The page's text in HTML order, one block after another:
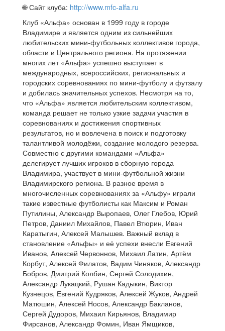
🌐 Сайт клуба: http://www.mfc-alfa.ru
Клуб «Альфа» основан в 1999 году в городе
Владимире и является одним из сильнейших
любительских мини-футбольных коллективов города,
области и Центрального региона. На протяжении
многих лет «Альфа» успешно выступает в
международных, всероссийских, региональных и
городских соревнованиях по мини-футболу и футзалу
и добилась значительных успехов. Несмотря на то,
что «Альфа» является любительским коллективом,
команда решает не только узкие задачи участия в
соревнованиях и достижения спортивных
результатов, но и вовлечена в поиск и подготовку
талантливой молодёжи, создание молодого резерва.
Совместно с другими командами «Альфа»
делегирует лучших игроков в сборную города
Владимира, участвует в мини-футбольной жизни
Владимирского региона. В разное время в
многочисленных соревнованиях за «Альфу» играли
такие известные футболисты как Максим и Роман
Путилины, Александр Выропаев, Олег Глебов, Юрий
Петров, Даниил Михайлов, Павел Втюрин, Иван
Каратыгин, Алексей Малышев. Важный вклад в
становление «Альфы» и её успехи внесли Евгений
Иванов, Алексей Червоннов, Михаил Латин, Артём
Корбут, Алексей Филатов, Вадим Чиняков, Александр
Бобров, Дмитрий Колбин, Сергей Солодихин,
Александр Лукацкий, Рушан Кадыкин, Виктор
Кузнецов, Евгений Кудряков, Алексей Жуков, Андрей
Матюшин, Алексей Носов, Александр Бакланов,
Сергей Дудоров, Михаил Кирьянов, Владимир
Фирсанов, Александр Фомин, Иван Ямщиков,